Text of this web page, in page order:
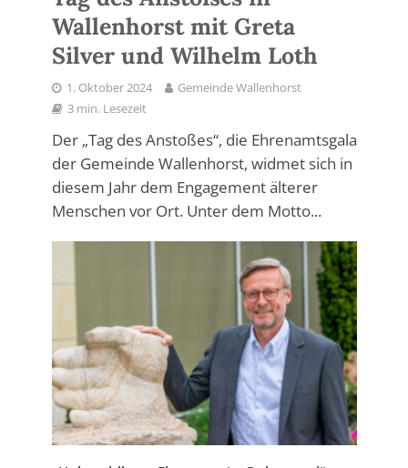
Wallenhorst mit Greta
Silver und Wilhelm Loth
1. Oktober 2024
Gemeinde Wallenhorst
3 min. Lesezeit
Der „Tag des Anstoßes“, die Ehrenamtsgala
der Gemeinde Wallenhorst, widmet sich in
diesem Jahr dem Engagement älterer
Menschen vor Ort. Unter dem Motto...